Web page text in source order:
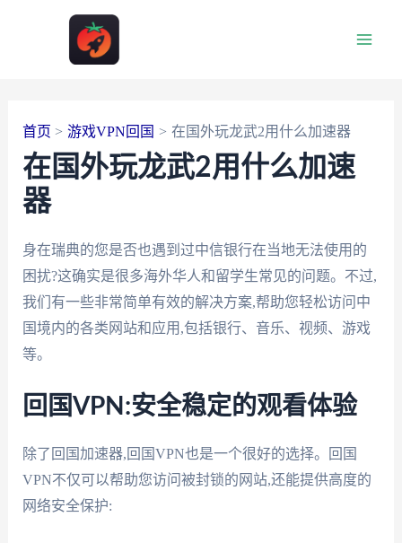
首页 游戏VPN回国 在国外玩龙武2用什么加速器
在国外玩龙武2用什么加速
器
身在瑞典的您是否也遇到过中信银行在当地无法使用的
困扰?这确实是很多海外华人和留学生常见的问题。不过,
我们有一些非常简单有效的解决方案,帮助您轻松访问中
国境内的各类网站和应用,包括银行、音乐、视频、游戏
等。
回国VPN:安全稳定的观看体验
除了回国加速器,回国VPN也是一个很好的选择。回国
VPN不仅可以帮助您访问被封锁的网站,还能提供高度的
网络安全保护: